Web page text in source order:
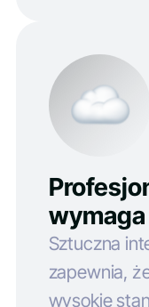
Sztuczna
zapewnia,
wysokie